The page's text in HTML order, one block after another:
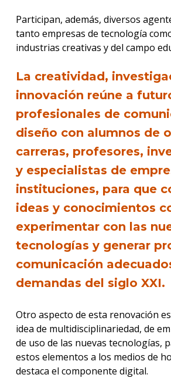
Participan, además, diversos
tanto empresas de tecnología
industrias creativas y del campo
La creatividad,
innovación reúne a
profesionales de
diseño con alumnos de
carreras, profesores,
y especialistas de
instituciones, para que
ideas y conocimientos
experimentar con las
tecnologías y generar
comunicación
demandas del siglo XXI.
Otro aspecto de esta renovación
idea de multidisciplinariedad, de
de uso de las nuevas tecnologías,
estos elementos a los medios de
destaca el componente digital.